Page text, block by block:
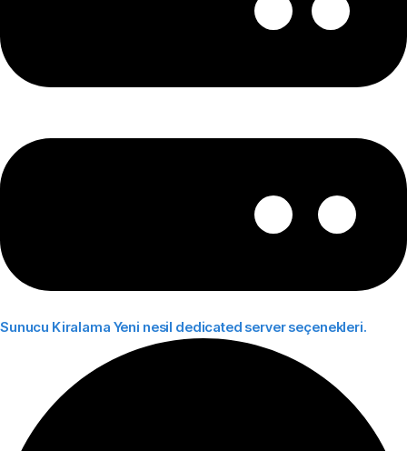
Sunucu Kiralama Yeni nesil dedicated server seçenekleri.